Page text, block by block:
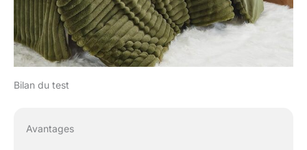
Bilan du test
Avantages